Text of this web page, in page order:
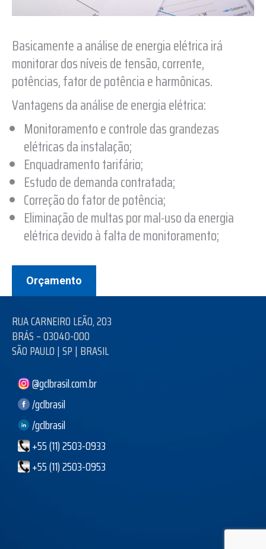
Basicamente a análise de energia elétrica irá
monitorar dos níveis de tensão, corrente,
potências, fator de potência e harmônicas.
Vantagens da análise de energia elétrica:
Monitoramento e controle das grandezas
elétricas da instalação;
Enquadramento tarifário;
Estudo de demanda contratada;
Correção do fator de potência;
Eliminação de multas por mal-uso da energia
elétrica devido à falta de monitoramento;
Orçamento
RUA CARNEIRO LEÃO, 203
BRÁS – 03040-000
SÃO PAULO | SP | BRASIL
@gclbrasil.com.br
/gclbrasil
/gclbrasil
+55 (11) 2503-0933
+55 (11) 2503-0953